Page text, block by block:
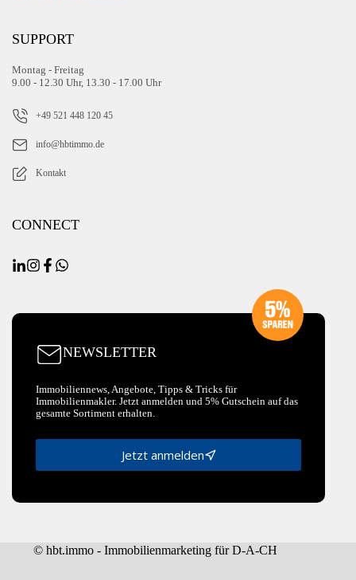
SUPPORT
Montag - Freitag
9.00 - 12.30 Uhr, 13.30 - 17.00 Uhr
+49 521 448 120 45
info@hbtimmo.de
Kontakt
CONNECT
NEWSLETTER
Immobiliennews, Angebote, Tipps & Tricks für
Immobilienmakler. Jetzt anmelden und 5% Gutschein auf das
gesamte Sortiment erhalten.
Jetzt anmelden
© hbt.immo - Immobilienmarketing für D-A-CH